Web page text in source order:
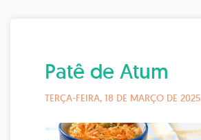
Patê de Atum
TERÇA-FEIRA, 18 DE MARÇO DE 2025